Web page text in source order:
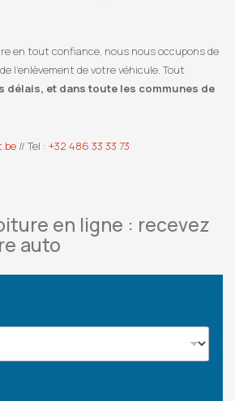
en tout confiance, nous nous occupons de
l’enlèvement de votre véhicule. Tout
délais, et dans toute les communes de
// Tel : +32 486 33 33 73
en ligne : recevez
auto